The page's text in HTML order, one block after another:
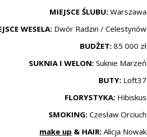
MIEJSCE ŚLUBU:Warszawa
WESELA: Dwór Radzin / Celestynów
BUDŻET:85 000 zł
SUKNIA I WELON:Suknie Marzeń
BUTY: Loft37
FLORYSTYKA: Hibiskus
SMOKING:Czesław Orciuch
make up & HAIR:Alicja Nowak